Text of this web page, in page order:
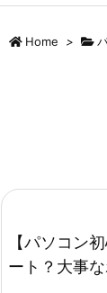
Home >
【パソコン
ート？大事